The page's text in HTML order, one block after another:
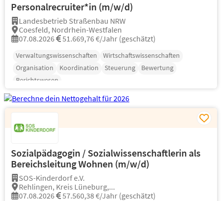
Personalrecruiter*in (m/w/d)
Landesbetrieb Straßenbau NRW
Coesfeld, Nordrhein-Westfalen
07.08.2026
51.669,76 €/Jahr (geschätzt)
Verwaltungswissenschaften
Wirtschaftswissenschaften
Organisation
Koordination Steuerung
Bewertung
Berichtswesen
Sozialpädagogin / Sozialwissenschaftlerin als
Bereichsleitung Wohnen (m/w/d)
SOS-Kinderdorf e.V.
Rehlingen, Kreis Lüneburg,...
07.08.2026
57.560,38 €/Jahr (geschätzt)